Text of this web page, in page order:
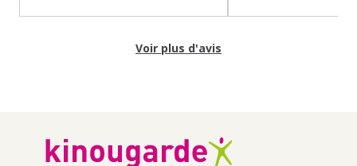
Voir plus d'avis